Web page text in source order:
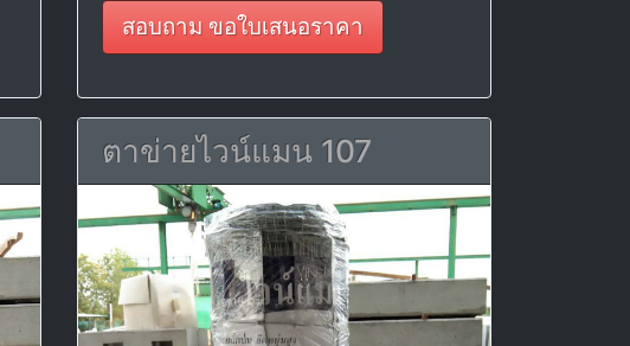
สอบถาม ขอใบเสนอราคา
ตาข่ายไวน์แมน 107